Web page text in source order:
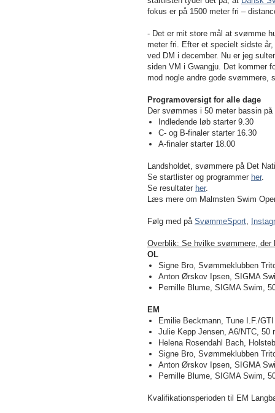
fokus er på 1500 meter fri –
- Det er mit store mål at svømme
meter fri. Efter et specielt sidste
ved DM i december. Nu er jeg
siden VM i Gwangju. Det kommer
mod nogle andre gode svømmere,
Programoversigt for alle dage
Der svømmes i 50 meter bassin
Indledende løb starter 9.30
C- og B-finaler starter 16.30
A-finaler starter 18.00
Landsholdet, svømmere på Det
Se startlister og programmer her.
Se resultater her.
Læs mere om Malmsten Swim
Følg med på SvømmeSport,
Overblik: Se hvilke svømmere, der
OL
Signe Bro, Svømmeklubben
Anton Ørskov Ipsen, SIGMA
Pernille Blume, SIGMA Swim,
EM
Emilie Beckmann, Tune I.F./
Julie Kepp Jensen, A6/NTC, 50
Helena Rosendahl Bach,
Signe Bro, Svømmeklubben
Anton Ørskov Ipsen, SIGMA
Pernille Blume, SIGMA Swim,
Kvalifikationsperioden til EM